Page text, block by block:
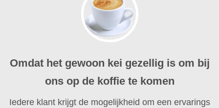
Omdat het gewoon kei gezellig is om bij
ons op de koffie te komen
Iedere klant krijgt de mogelijkheid om een ervarings